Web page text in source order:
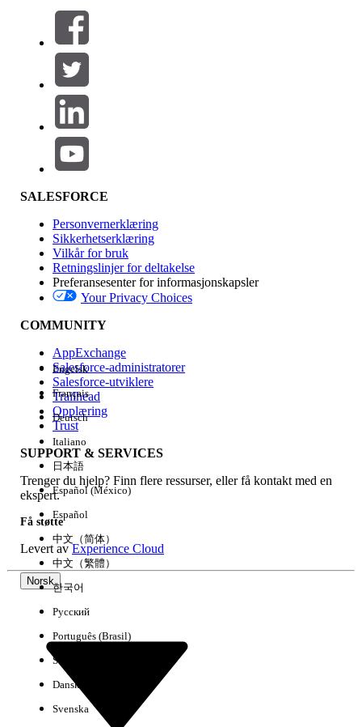
Filtre (0)
VELG FILTRE
Produktområde
Funksjonsinnvirkning
Utgave
Erfaring
Fjern alle Utført
SALESFORCE
Personvernerklæring
Sikkerhetserklæring
Vilkår for bruk
Retningslinjer for deltakelse
Preferansesenter for informasjonskapsler
Your Privacy Choices
COMMUNITY
AppExchange
Salesforce-administratorer
Salesforce-utviklere
Trailhead
Opplæring
Trust
SUPPORT & SERVICES
Trenger du hjelp? Finn flere ressurser, eller få kontakt med en
ekspert.
Få støtte
Levert avExperience Cloud
Norsk
Engelsk
Français
Deutsch
Italiano
日本語
Español (México)
Español
中文（简体）
中文（繁體）
한국어
Русский
Português (Brasil)
Suomi
Dansk
Svenska